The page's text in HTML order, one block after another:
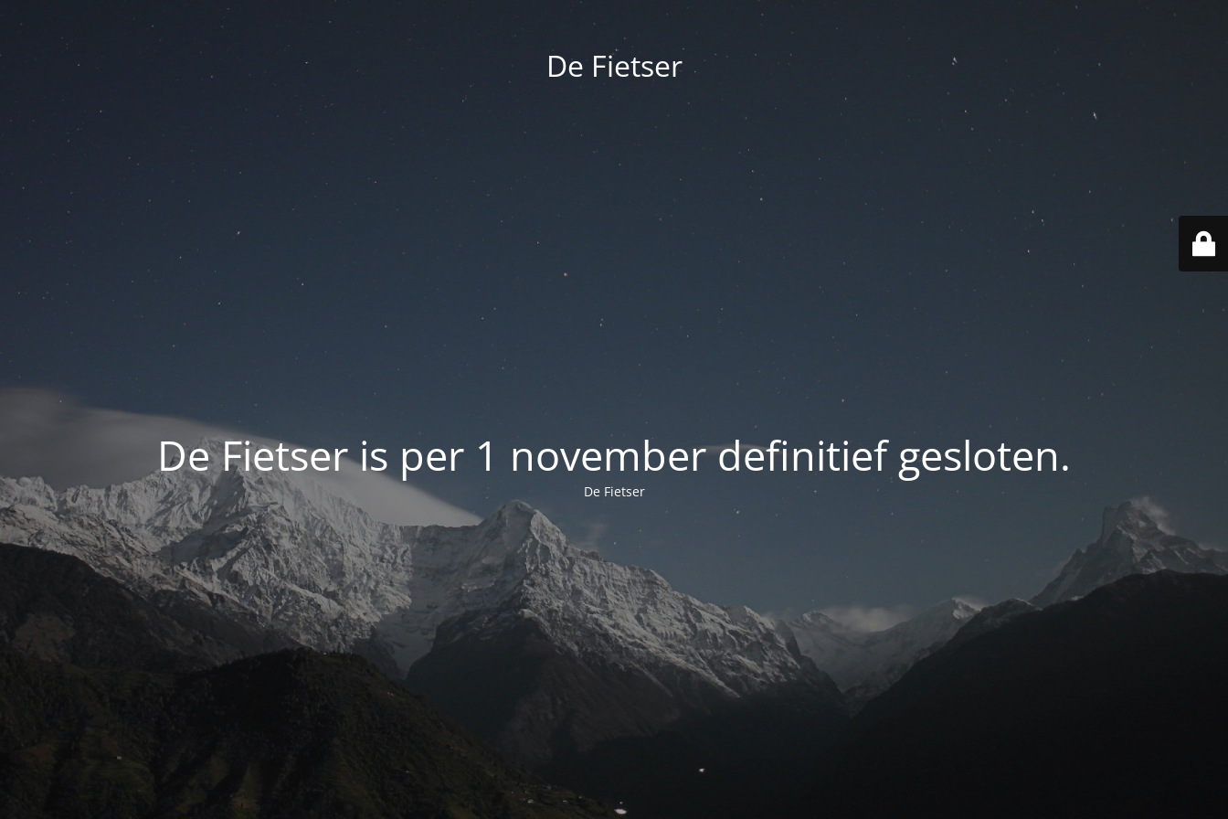
De Fietser
De Fietser is per 1 november definitief gesloten.
De Fietser